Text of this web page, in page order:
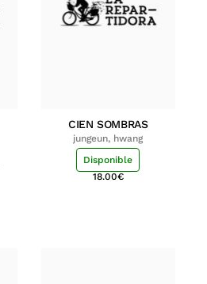
CIEN SOMBRAS
jungeun, hwang
Disponible
18.00€